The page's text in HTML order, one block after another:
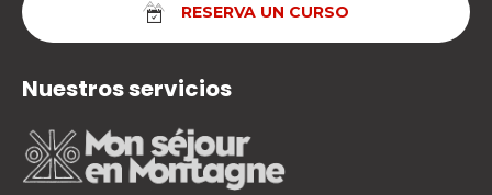
RESERVA UN CURSO
Nuestros servicios